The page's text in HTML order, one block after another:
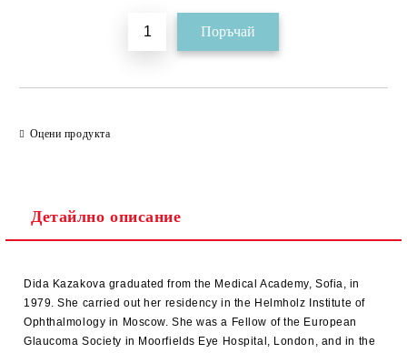
Оцени продукта
Детайлно описание
Dida Kazakova graduated from the Medical Academy, Sofia, in
1979. She carried out her residency in the Helmholz Institute of
Ophthalmology in Moscow. She was a Fellow of the European
Glaucoma Society in Moorfields Eye Hospital, London, and in the